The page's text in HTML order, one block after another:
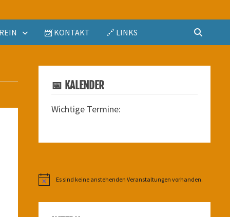
📨 KONTAKT 🔗 LINKS
📅 KALENDER
Wichtige Termine:
HinweisEs sind keine anstehenden Veranstaltungen vorhanden.